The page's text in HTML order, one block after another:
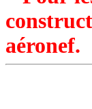
aéronef.